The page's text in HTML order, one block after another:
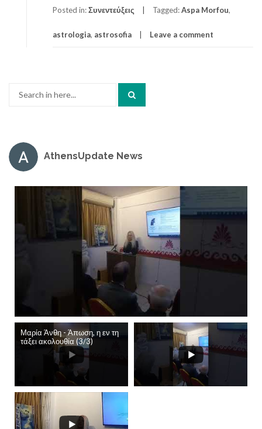
Posted in:Συνεντεύξεις Tagged:Aspa Morfou,
astrologia, astrosofia Leave a comment
AthensUpdate News
Μαρία Άνθη - Άπωση, η εν τη
τάξει ακολουθία (3/3)